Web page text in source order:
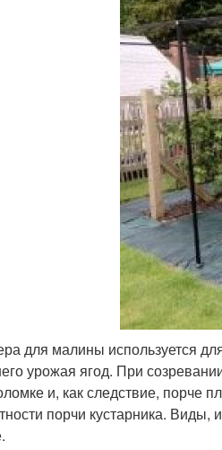
для малины используется
урожая ягод. При
и, как следствие, порче
порчи кустарника.